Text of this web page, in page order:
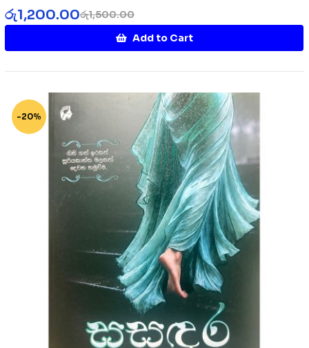
රු1,500.00
රු1,200.00
Add to Cart
-20%